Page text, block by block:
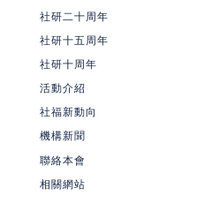
社研二十周年
社研十五周年
社研十周年
活動介紹
社福新動向
機構新聞
聯絡本會
相關網站